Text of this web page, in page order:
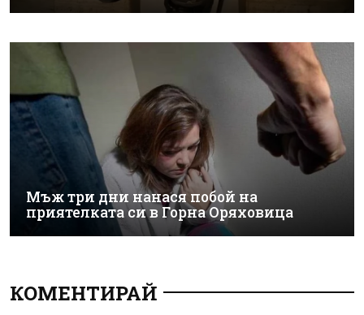
Мъж три дни нанася побой на
приятелката си в Горна Оряховица
КОМЕНТИРАЙ